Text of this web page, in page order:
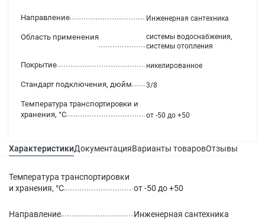
Температура транспортировки и
хранения, °С
от -50 до +50
Направление Инженерная сантехника
Область применения
системы водоснабжения,
системы отопления
Покрытие никелированное
Стандарт подключения, дюйм 3/8
ХарактеристикиДокументацияВарианты товаровОтзывы
Температура транспортировки
и хранения, °С
от -50 до +50
Направление Инженерная сантехника